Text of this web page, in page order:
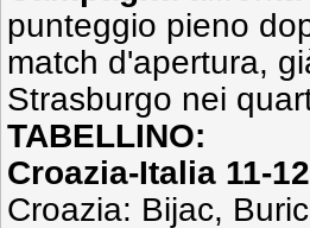
punteggio pieno
match d'apertura,
Strasburgo nei
TABELLINO:
Croazia-Italia 11-
Croazia: Bijac,